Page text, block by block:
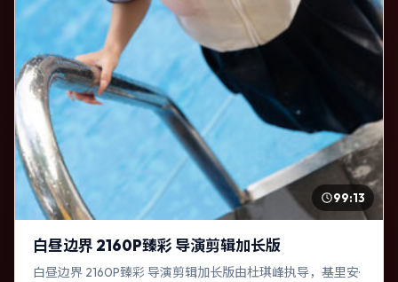
99:13
白昼边界 2160P臻彩 导演剪辑加长版
白昼边界 2160P臻彩 导演剪辑加长版由杜琪峰执导，基里安·